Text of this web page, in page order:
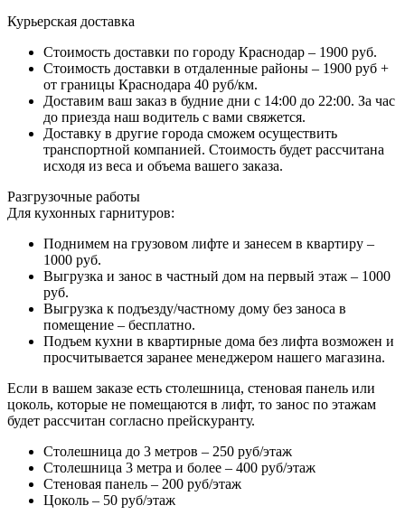
Курьерская доставка
Стоимость доставки по городу Краснодар – 1900 руб.
Стоимость доставки в отдаленные районы – 1900 руб +
от границы Краснодара 40 руб/км.
Доставим ваш заказ в будние дни с 14:00 до 22:00. За час
до приезда наш водитель с вами свяжется.
Доставку в другие города сможем осуществить
транспортной компанией. Стоимость будет рассчитана
исходя из веса и объема вашего заказа.
Разгрузочные работы
Для кухонных гарнитуров:
Поднимем на грузовом лифте и занесем в квартиру –
1000 руб.
Выгрузка и занос в частный дом на первый этаж – 1000
руб.
Выгрузка к подъезду/частному дому без заноса в
помещение – бесплатно.
Подъем кухни в квартирные дома без лифта возможен и
просчитывается заранее менеджером нашего магазина.
Если в вашем заказе есть столешница, стеновая панель или
цоколь, которые не помещаются в лифт, то занос по этажам
будет рассчитан согласно прейскуранту.
Столешница до 3 метров – 250 руб/этаж
Столешница 3 метра и более – 400 руб/этаж
Стеновая панель – 200 руб/этаж
Цоколь – 50 руб/этаж